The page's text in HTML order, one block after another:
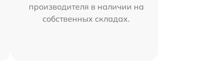
производителя в наличии на
собственных складах.